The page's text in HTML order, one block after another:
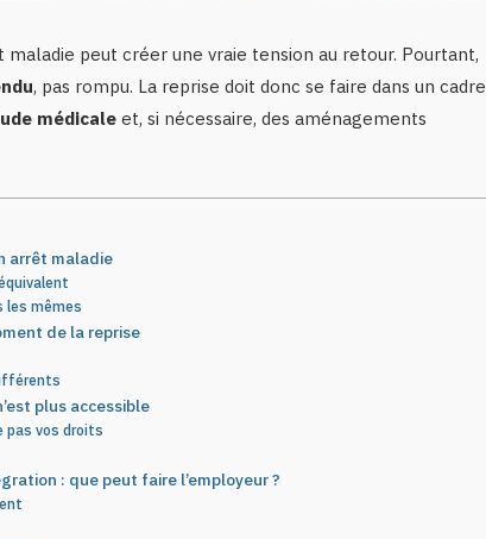
peut créer une vraie tension au retour. Pourtant,
, pas rompu. La reprise doit donc se faire dans un cadre
médicaleet, si nécessaire, des aménagements
arrêt maladie
les mêmes
de la reprise
plus accessible
pas vos droits
: que peut faire l’employeur ?